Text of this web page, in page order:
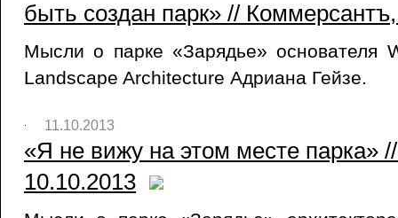
быть создан парк» //
Мысли о парке «Зарядье» основателя
Landscape Architecture Адриана Гейзе.
11.10.2013
«Я не вижу на этом месте парка»
10.10.2013